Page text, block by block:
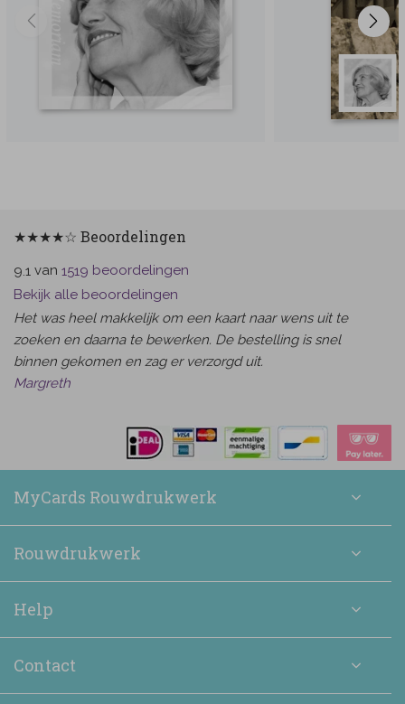
★★★★☆ Beoordelingen
9.1 van 1519 beoordelingen
Bekijk alle beoordelingen
Het was heel makkelijk om een kaart naar wens uit te
zoeken en daarna te bewerken. De bestelling is snel
binnen gekomen en zag er verzorgd uit.
Margreth
MyCards Rouwdrukwerk
Rouwdrukwerk
Help
Contact